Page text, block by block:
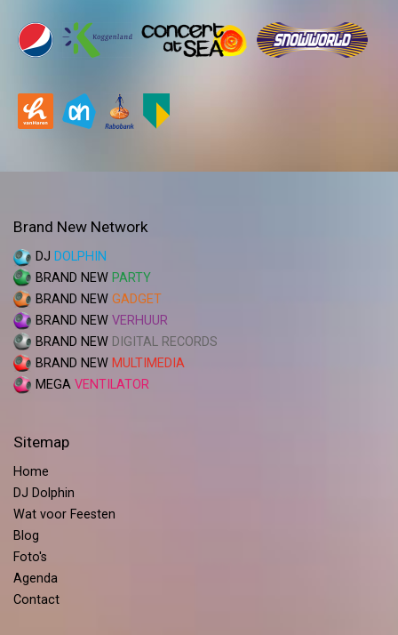
Brand New Network
DJ DOLPHIN
BRAND NEW PARTY
BRAND NEW GADGET
BRAND NEW VERHUUR
BRAND NEW DIGITAL RECORDS
BRAND NEW MULTIMEDIA
MEGA VENTILATOR
Sitemap
Home
DJ Dolphin
Wat voor Feesten
Blog
Foto's
Agenda
Contact